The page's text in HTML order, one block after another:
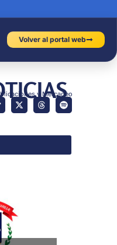
Volver al portal web
y Mercadeo